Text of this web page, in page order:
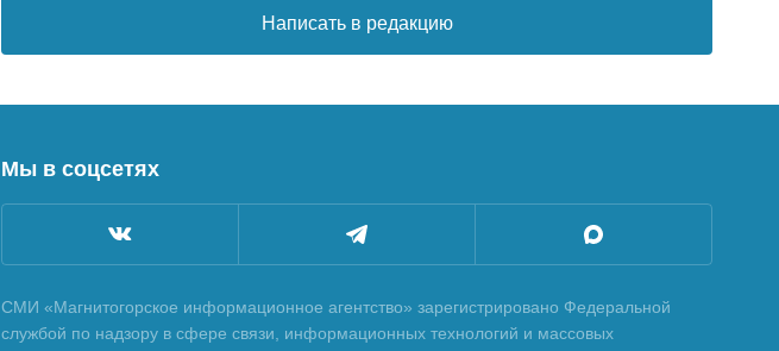
Написать в редакцию
Мы в соцсетях
СМИ «Магнитогорское информационное агентство» зарегистрировано Федеральной
службой по надзору в сфере связи, информационных технологий и массовых